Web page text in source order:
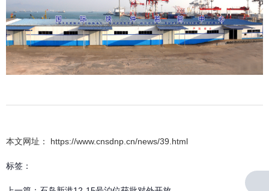
本文网址： https://www.cnsdnp.cn/news/39.html
标签：